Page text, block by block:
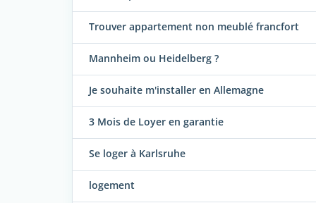
Trouver appartement non meublé francfort
Mannheim ou Heidelberg ?
Je souhaite m'installer en Allemagne
3 Mois de Loyer en garantie
Se loger à Karlsruhe
logement